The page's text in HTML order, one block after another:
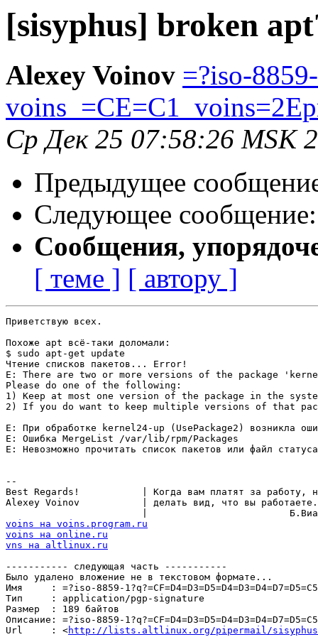
[sisyphus] broken
Alexey Voinov =?iso-
Ср Дек 25 07:58:26 MSK
Предыдущее
Следующее
Сообщения,
[ теме ] [ автору ]
Приветствую всех.
Похоже apt всё-таки доломали:
$ sudo apt-get update
Чтение списков пакетов... Error!
E: There are two or more versions of the package
Please do one of the following:
1) Keep at most one version of the package in the
2) If you do want to keep multiple versions of that
E: При обработке kernel24-up (UsePackage2) возникла
E: Ошибка MergeList /var/lib/rpm/Packages
E: Невозможно прочитать список пакетов или файл
--
Best Regards!           | Когда вам платят за работу,
Alexey Voinov           | делать вид, что вы
voins на voins.program.ru
voins на online.ru
vns на altlinux.ru
----------- следующая часть -----------
Было удалено вложение не в текстовом формате...
Имя     : =?iso-8859-
Тип     : application/pgp-signature
Размер  : 189 байтов
Описание: =?iso-8859-
Url     : <http://lists.altlinux.org/pipermail/sisyphus/